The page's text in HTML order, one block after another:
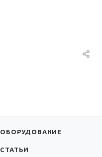
ОБОРУДОВАНИЕ
СТАТЬИ